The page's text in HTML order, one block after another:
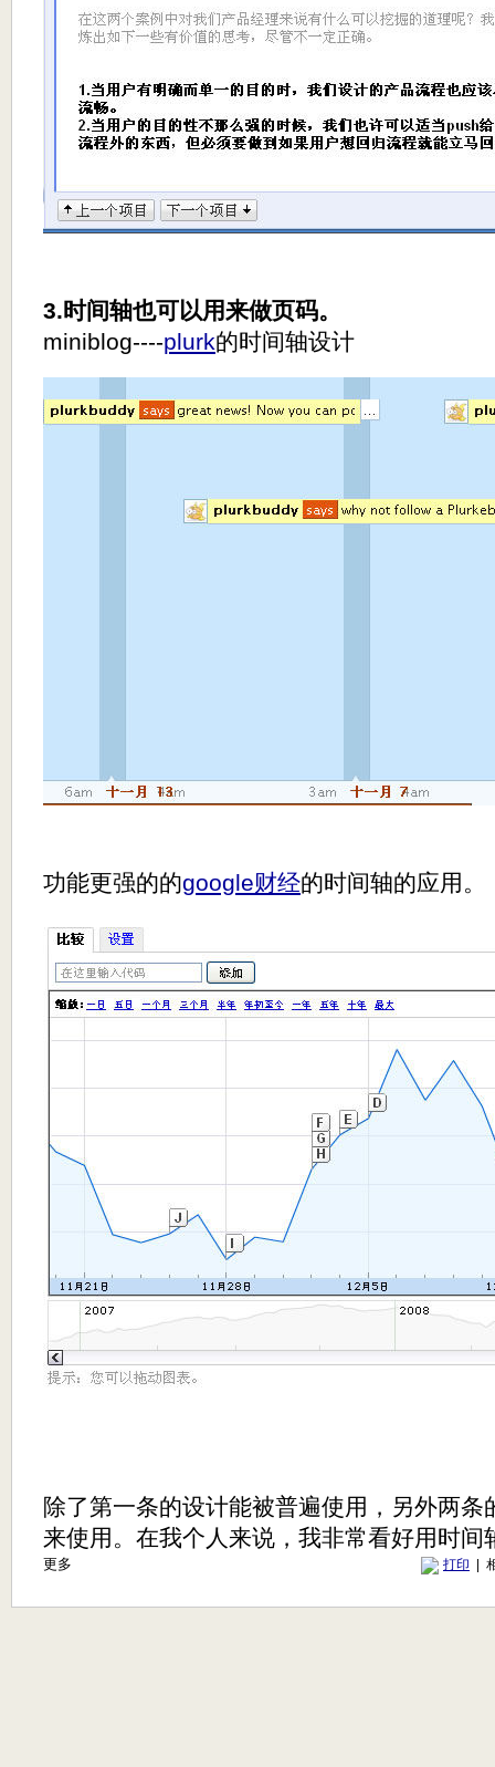
3.时间轴也可以用来做页码。
miniblog----plurk的时间轴设计
功能更强的的google财经的时间轴的应用。
除了第一条的设计能被普遍使用，另外两
来使用。在我个人来说，我非常看好用时间
更多 打印 |